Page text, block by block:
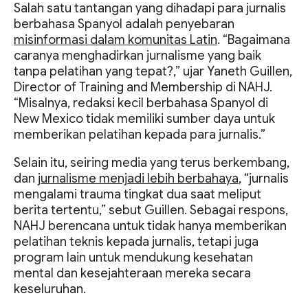
Salah satu tantangan yang dihadapi para jurnalis
berbahasa Spanyol adalah penyebaran
misinformasi dalam komunitas Latin. “Bagaimana
caranya menghadirkan jurnalisme yang baik
tanpa pelatihan yang tepat?,” ujar Yaneth Guillen,
Director of Training and Membership di NAHJ.
“Misalnya, redaksi kecil berbahasa Spanyol di
New Mexico tidak memiliki sumber daya untuk
memberikan pelatihan kepada para jurnalis.”
Selain itu, seiring media yang terus berkembang,
dan jurnalisme menjadi lebih berbahaya, “jurnalis
mengalami trauma tingkat dua saat meliput
berita tertentu,” sebut Guillen. Sebagai respons,
NAHJ berencana untuk tidak hanya memberikan
pelatihan teknis kepada jurnalis, tetapi juga
program lain untuk mendukung kesehatan
mental dan kesejahteraan mereka secara
keseluruhan.